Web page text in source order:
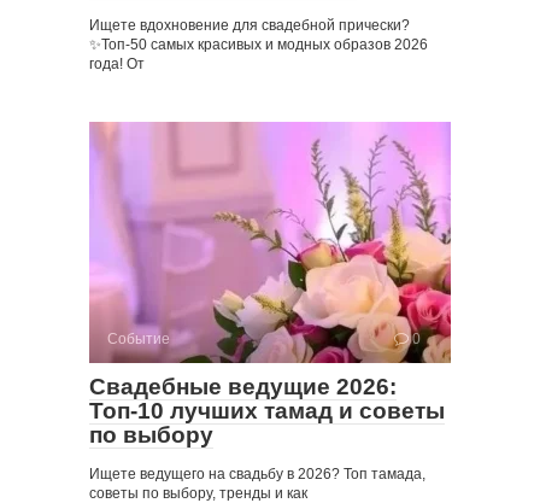
Ищете вдохновение для свадебной прически?
✨Топ-50 самых красивых и модных образов 2026
года! От
Событие 0
Свадебные ведущие 2026:
Топ-10 лучших тамад и советы
по выбору
Ищете ведущего на свадьбу в 2026? Топ тамада,
советы по выбору, тренды и как